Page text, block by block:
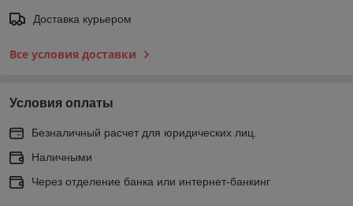
Доставка курьером
Все условия доставки
Условия оплаты
Безналичный расчет для юридических лиц.
Наличными
Через отделение банка или интернет-банкинг